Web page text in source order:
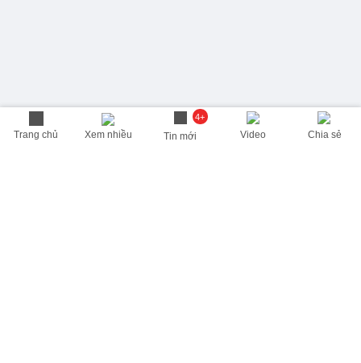
Trang chủ Xem nhiều
4+
Tin mới Video Chia sẻ